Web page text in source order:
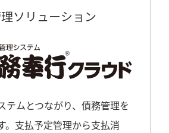
ソリューション
テムとつながり、債務管理を
。支払予定管理から支払消